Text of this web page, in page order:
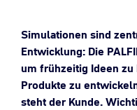
Simulationen sind
Entwicklung: Die
um frühzeitig Ideen
Produkte zu
steht der Kunde.